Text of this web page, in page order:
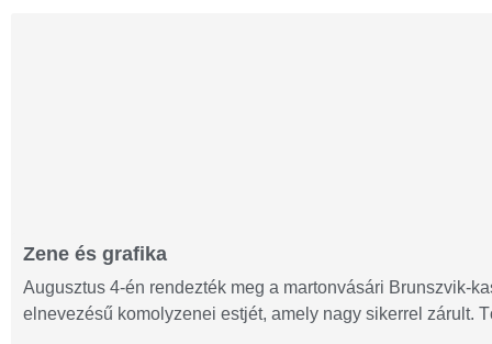
Zene és grafika
Augusztus 4-én rendezték meg a martonvásári Brunszvik-
elnevezésű komolyzenei estjét, amely nagy sikerrel zárult.